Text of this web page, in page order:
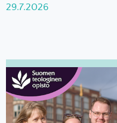
29.7.2026